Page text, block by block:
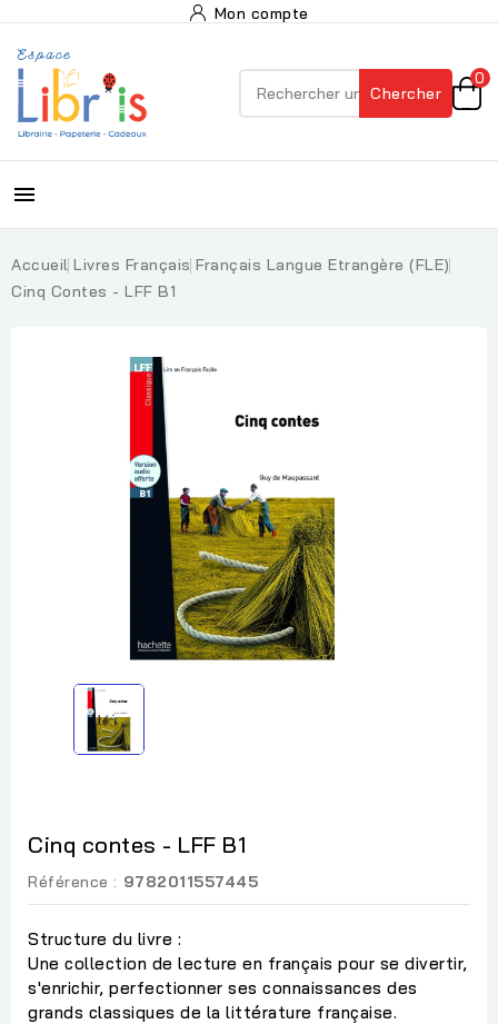
Mon compte
Chercher
0

Accueil Livres Français Français Langue Etrangère (FLE)
Cinq Contes - LFF B1
Cinq contes - LFF B1
Référence : 9782011557445
Structure du livre :
Une collection de lecture en français pour se divertir,
s'enrichir, perfectionner ses connaissances des
grands classiques de la littérature française.